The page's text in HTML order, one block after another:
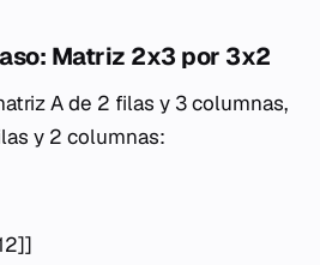
Matriz 2x3 por 3x2
Ade 2 filas y 3 columnas,
y 2 columnas: